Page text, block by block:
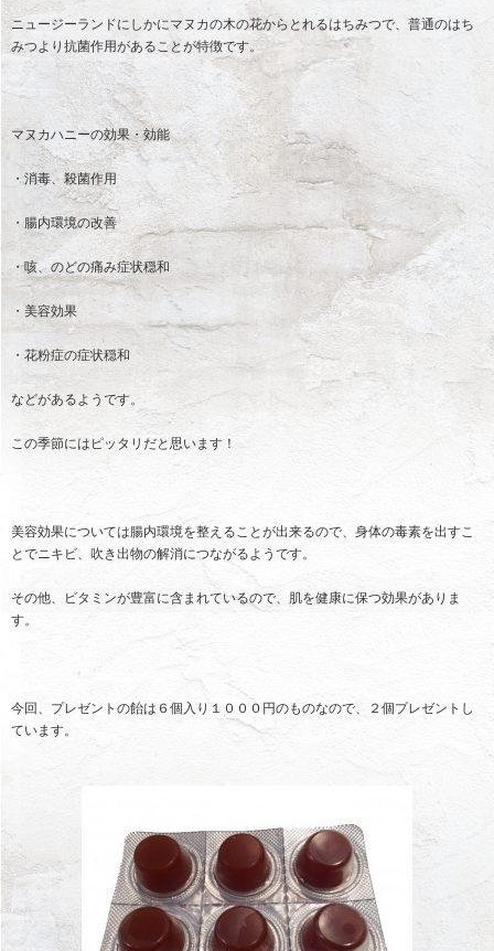
ニュージーランドにしかにマヌカの木の花からとれるはちみつで、普通のはち
みつより抗菌作用があることが特徴です。
マヌカハニーの効果・効能
・消毒、殺菌作用
・腸内環境の改善
・咳、のどの痛み症状穏和
・美容効果
・花粉症の症状穏和
などがあるようです。
この季節にはピッタリだと思います！
美容効果については腸内環境を整えることが出来るので、身体の毒素を出すこ
とでニキビ、吹き出物の解消につながるようです。
その他、ビタミンが豊富に含まれているので、肌を健康に保つ効果がありま
す。
今回、プレゼントの飴は６個入り１０００円のものなので、２個プレゼントし
ています。